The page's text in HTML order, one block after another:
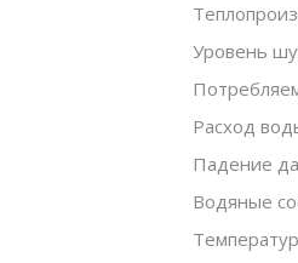
Уровень
Расход
Падение
Водяные